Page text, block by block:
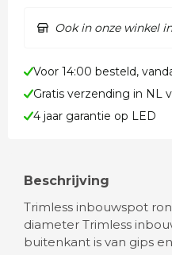
Ook in onze winkel
Voor 14:00 besteld,
Gratis verzending in NL
4 jaar garantie op LED
Beschrijving
Trimless inbouwspot
diameter Trimless
buitenkant is van gips